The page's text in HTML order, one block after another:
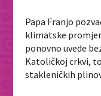
Papa Franjo
klimatske
ponovno uvede
Katoličkoj crkvi,
stakleničkih